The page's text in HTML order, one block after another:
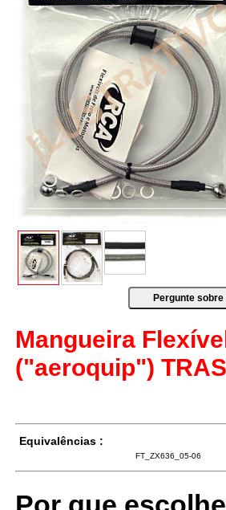
Mangueira
("aeroquip")
Equivalências :
FT_ZX636_05-06